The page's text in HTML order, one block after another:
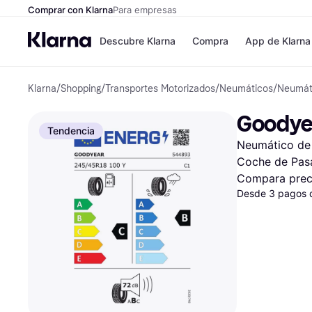
Comprar con KlarnaPara empresas
Descubre Klarna
Formas de pago
Paga ahora
Paga en 3 plazos
Paga en 30 días
Financiación
Klarna en Apple
Compra
Tiendas
Shein
Zalando Prive
Zara
JD Sports
App de Klarna
Klarna/Shopping/Transportes Motorizados/Neumáticos/
Tendencia
Neumático
Coche de
Compara
Desde 3 pagos